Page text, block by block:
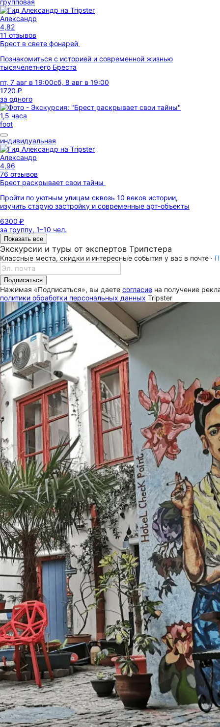
групповая
Александр
4,82
11 отзывов
Брест в свете фонарей
Познакомиться с историей и современной жизнью
тысячелетнего Бреста
пт, 7 авг в 19:00сб, 8 авг в 19:00
1720 ₽
за одного
1,5 часа
foot
индивидуальная
Александр
4,96
76 отзывов
Брест раскрывает свои тайны
Пройти по уютным улицам сквозь 10 веков истории,
изучить старую застройку и современные арт-объекты
6300 ₽
за группу, 1–10 чел.
Показать все
Экскурсии и туры от экспертов Трипстера
Классные места, скидки и интересные события у вас в почте ·
Подписаться
Нажимая «Подписаться», вы даете согласие на получение
политики обработки персональных данных Tripster